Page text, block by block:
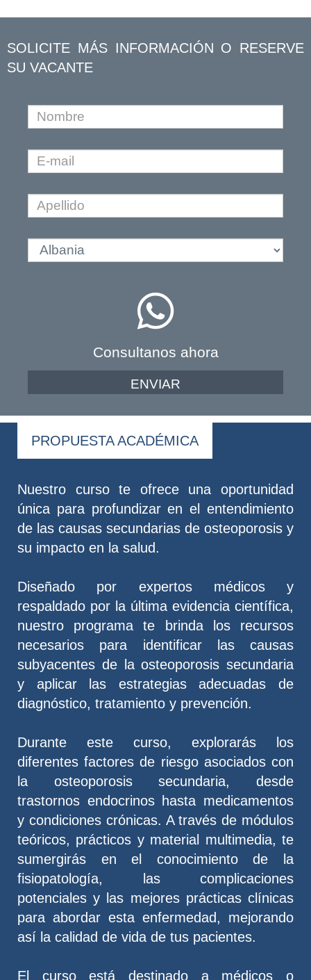
SOLICITE MÁS INFORMACIÓN O RESERVE
SU VACANTE
Consultanos ahora
ENVIAR
PROPUESTA ACADÉMICA
Nuestro curso te ofrece una oportunidad
única para profundizar en el entendimiento
de las causas secundarias de osteoporosis y
su impacto en la salud.
Diseñado por expertos médicos y
respaldado por la última evidencia científica,
nuestro programa te brinda los recursos
necesarios para identificar las causas
subyacentes de la osteoporosis secundaria
y aplicar las estrategias adecuadas de
diagnóstico, tratamiento y prevención.
Durante este curso, explorarás los
diferentes factores de riesgo asociados con
la osteoporosis secundaria, desde
trastornos endocrinos hasta medicamentos
y condiciones crónicas. A través de módulos
teóricos, prácticos y material multimedia, te
sumergirás en el conocimiento de la
fisiopatología, las complicaciones
potenciales y las mejores prácticas clínicas
para abordar esta enfermedad, mejorando
así la calidad de vida de tus pacientes.
El curso está destinado a médicos o